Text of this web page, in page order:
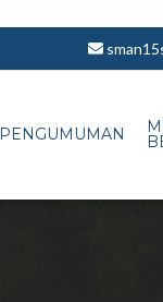
PENGUMUMAN